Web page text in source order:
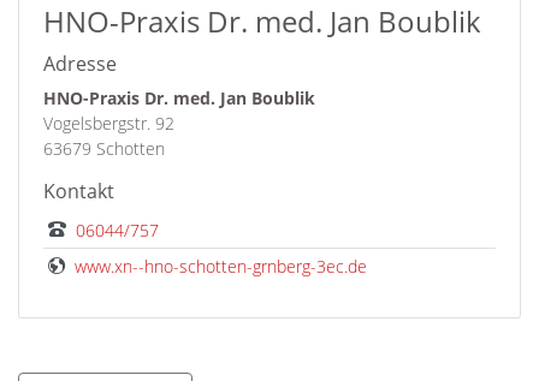
HNO-Praxis Dr. med. Jan Boublik
Adresse
HNO-Praxis Dr. med. Jan Boublik
Vogelsbergstr. 92
63679 Schotten
Kontakt
06044/757
www.xn--hno-schotten-grnberg-3ec.de